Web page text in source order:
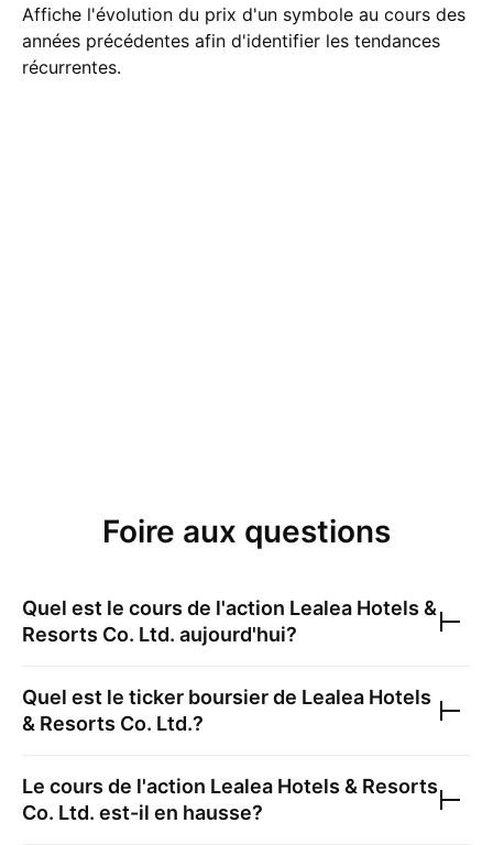
Affiche l'évolution du prix d'un symbole au cours des
années précédentes afin d'identifier les tendances
récurrentes.
Foire aux questions
Quel est le cours de l'action Lealea Hotels &
Resorts Co. Ltd. aujourd'hui?
Quel est le ticker boursier de Lealea Hotels
& Resorts Co. Ltd.?
Le cours de l'action Lealea Hotels & Resorts
Co. Ltd. est-il en hausse?